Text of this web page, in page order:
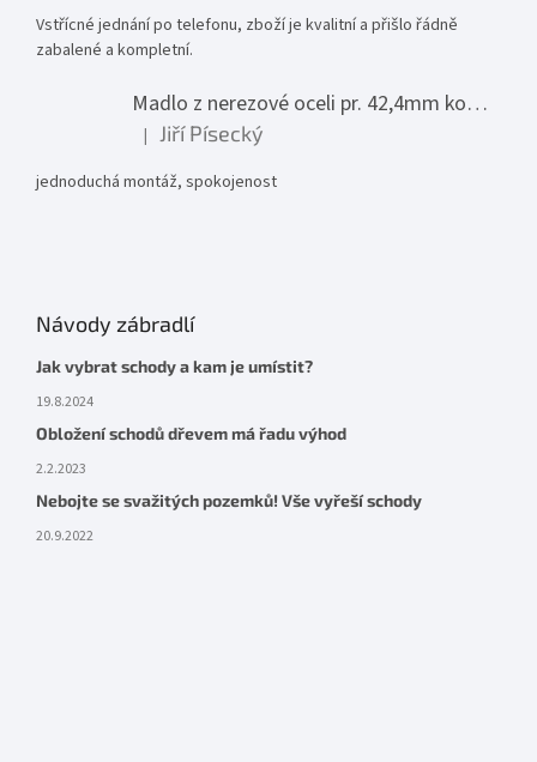
Vstřícné jednání po telefonu, zboží je kvalitní a přišlo řádně
zabalené a kompletní.
Madlo z nerezové oceli pr. 42,4mm komplet - model 0116 - 3000mm
Hodnocení produktu je 5 z 5 hvězdiček.
| Jiří Písecký
jednoduchá montáž, spokojenost
Návody zábradlí
Jak vybrat schody a kam je umístit?
19.8.2024
Obložení schodů dřevem má řadu výhod
2.2.2023
Nebojte se svažitých pozemků! Vše vyřeší schody
20.9.2022